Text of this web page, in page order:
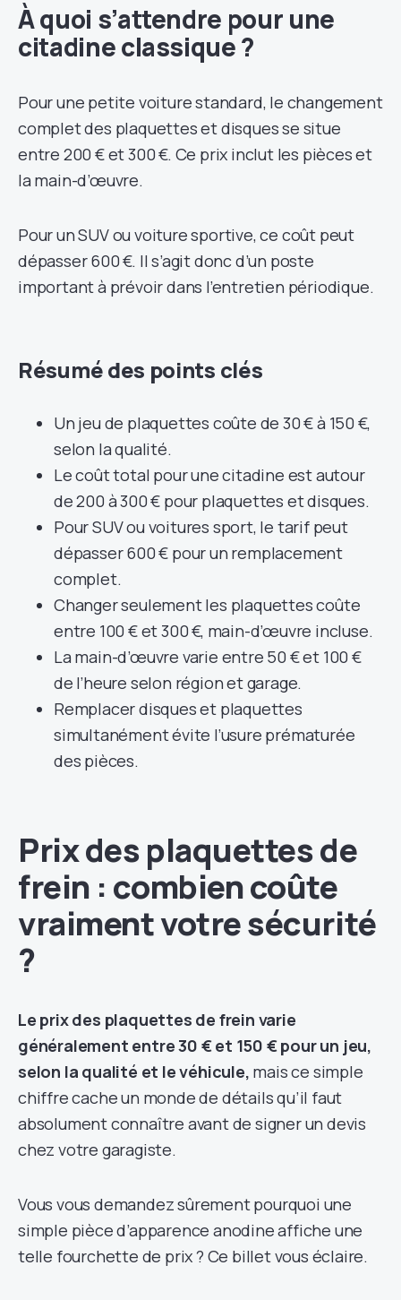
À quoi s’attendre pour une
citadine classique ?
Pour une petite voiture standard, le changement
complet des plaquettes et disques se situe
entre 200 € et 300 €. Ce prix inclut les pièces et
la main-d’œuvre.
Pour un SUV ou voiture sportive, ce coût peut
dépasser 600 €. Il s’agit donc d’un poste
important à prévoir dans l’entretien périodique.
Résumé des points clés
Un jeu de plaquettes coûte de 30 € à 150 €,
selon la qualité.
Le coût total pour une citadine est autour
de 200 à 300 € pour plaquettes et disques.
Pour SUV ou voitures sport, le tarif peut
dépasser 600 € pour un remplacement
complet.
Changer seulement les plaquettes coûte
entre 100 € et 300 €, main-d’œuvre incluse.
La main-d’œuvre varie entre 50 € et 100 €
de l’heure selon région et garage.
Remplacer disques et plaquettes
simultanément évite l’usure prématurée
des pièces.
Prix des plaquettes de
frein : combien coûte
vraiment votre sécurité
?
Le prix des plaquettes de frein varie
généralement entre 30 € et 150 € pour un jeu,
selon la qualité et le véhicule, mais ce simple
chiffre cache un monde de détails qu’il faut
absolument connaître avant de signer un devis
chez votre garagiste.
Vous vous demandez sûrement pourquoi une
simple pièce d’apparence anodine affiche une
telle fourchette de prix ? Ce billet vous éclaire.